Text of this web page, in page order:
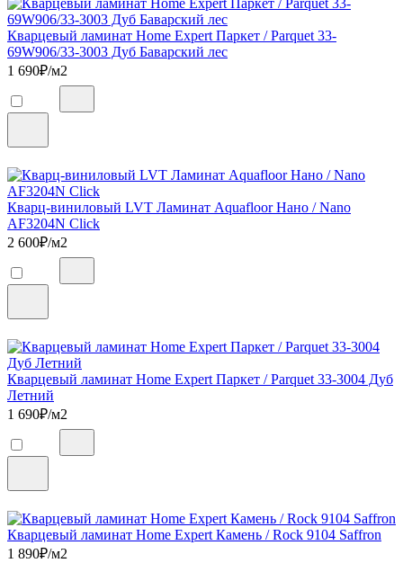
Кварцевый ламинат Home Expert Паркет / Parquet 33-
69W906/33-3003 Дуб Баварский лес
1 690₽/м2
Кварц-виниловый LVT Ламинат Aquafloor Нано / Nano
AF3204N Click
2 600₽/м2
Кварцевый ламинат Home Expert Паркет / Parquet 33-3004 Дуб
Летний
1 690₽/м2
Кварцевый ламинат Home Expert Камень / Rock 9104 Saffron
1 890₽/м2